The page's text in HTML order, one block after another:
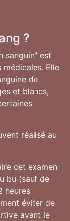
?
sanguin" est
médicales. Elle
de
et blancs,
réalisé au
cet examen
bu (sauf de
heures
éviter de
avant le